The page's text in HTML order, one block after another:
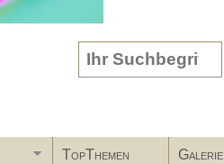
Search form
TopThemen Galerie